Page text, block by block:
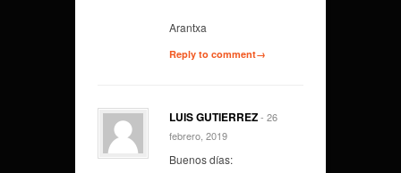
Arantxa
Reply to comment→
LUIS GUTIERREZ- 26
febrero, 2019
Buenos días: